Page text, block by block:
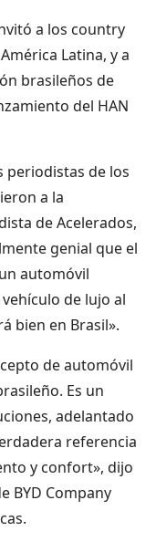
a los country
Latina, y a
brasileños de
del HAN
periodistas de los
a la
de Acelerados,
genial que el
automóvil
de lujo al
bien en Brasil».
de automóvil
Es un
adelantado
referencia
y confort», dijo
BYD Company